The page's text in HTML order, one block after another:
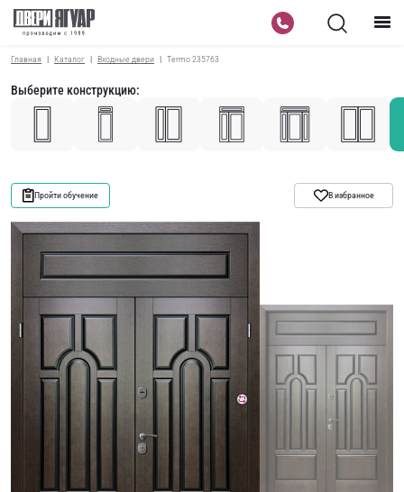
Главная Каталог Входные двери Termo 235763
Выберите конструкцию:
Пройти обучение В избранное